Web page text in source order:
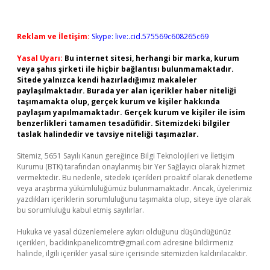
Reklam ve İletişim: Skype: live:.cid.575569c608265c69
Yasal Uyarı: Bu internet sitesi, herhangi bir marka, kurum
veya şahıs şirketi ile hiçbir bağlantısı bulunmamaktadır.
Sitede yalnızca kendi hazırladığımız makaleler
paylaşılmaktadır. Burada yer alan içerikler haber niteliği
taşımamakta olup, gerçek kurum ve kişiler hakkında
paylaşım yapılmamaktadır. Gerçek kurum ve kişiler ile isim
benzerlikleri tamamen tesadüfidir. Sitemizdeki bilgiler
taslak halindedir ve tavsiye niteliği taşımazlar.
Sitemiz, 5651 Sayılı Kanun gereğince Bilgi Teknolojileri ve İletişim
Kurumu (BTK) tarafından onaylanmış bir Yer Sağlayıcı olarak hizmet
vermektedir. Bu nedenle, sitedeki içerikleri proaktif olarak denetleme
veya araştırma yükümlülüğümüz bulunmamaktadır. Ancak, üyelerimiz
yazdıkları içeriklerin sorumluluğunu taşımakta olup, siteye üye olarak
bu sorumluluğu kabul etmiş sayılırlar.
Hukuka ve yasal düzenlemelere aykırı olduğunu düşündüğünüz
içerikleri, backlinkpanelicomtr@gmail.com adresine bildirmeniz
halinde, ilgili içerikler yasal süre içerisinde sitemizden kaldırılacaktır.